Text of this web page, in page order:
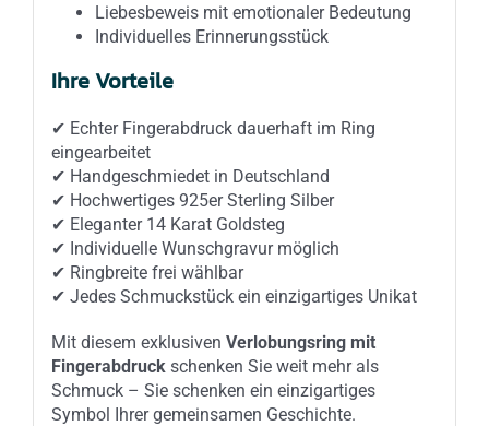
Liebesbeweis mit emotionaler Bedeutung
Individuelles Erinnerungsstück
Ihre Vorteile
✔ Echter Fingerabdruck dauerhaft im Ring
eingearbeitet
✔ Handgeschmiedet in Deutschland
✔ Hochwertiges 925er Sterling Silber
✔ Eleganter 14 Karat Goldsteg
✔ Individuelle Wunschgravur möglich
✔ Ringbreite frei wählbar
✔ Jedes Schmuckstück ein einzigartiges Unikat
Mit diesem exklusiven Verlobungsring mit
Fingerabdruck schenken Sie weit mehr als
Schmuck – Sie schenken ein einzigartiges
Symbol Ihrer gemeinsamen Geschichte.